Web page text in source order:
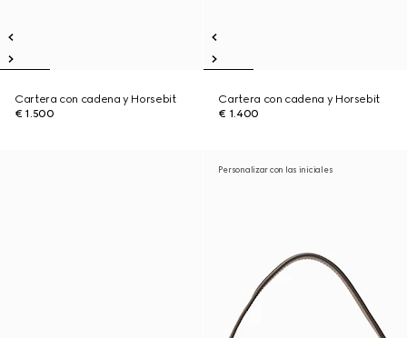
Cartera con cadena y Horsebit
€ 1.500
Cartera con cadena y Horsebit
€ 1.400
Personalizar con las iniciales